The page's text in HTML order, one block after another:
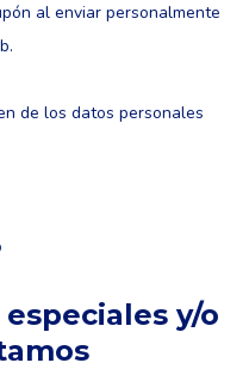
al enviar personalmente
de los datos personales
y/o